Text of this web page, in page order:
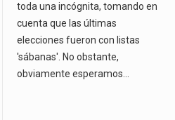
toda una incógnita, tomando en
cuenta que las últimas
elecciones fueron con listas
'sábanas'. No obstante,
obviamente esperamos…